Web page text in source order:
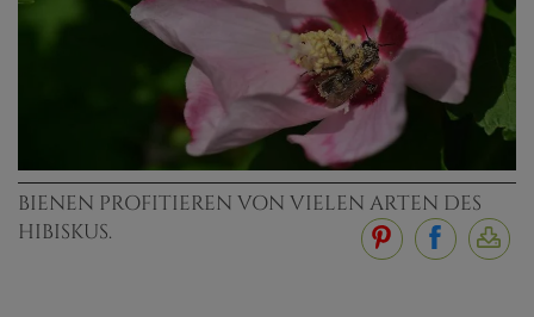
BIENEN PROFITIEREN VON VIELEN ARTEN DES
HIBISKUS.